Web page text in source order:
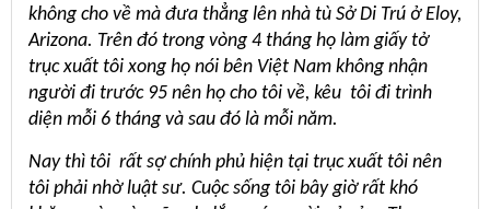
không cho về mà đưa thẳng lên nhà tù Sở Di Trú ở Eloy,
Arizona. Trên đó trong vòng 4 tháng họ làm giấy tở
trục xuất tôi xong họ nói bên Việt Nam không nhận
người đi trước 95 nên họ cho tôi về, kêu tôi đi trình
diện mỗi 6 tháng và sau đó là mỗi năm.
Nay thì tôi rất sợ chính phủ hiện tại trục xuất tôi nên
tôi phải nhờ luật sư. Cuộc sống tôi bây giờ rất khó